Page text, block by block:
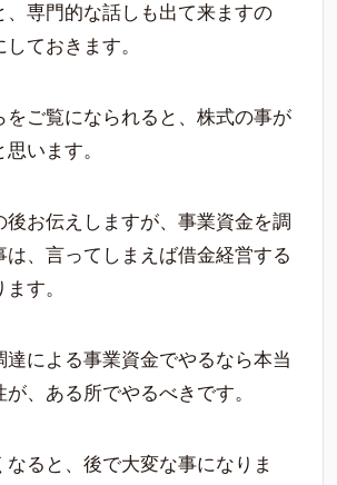
、専門的な話しも出て来ますの
ておきます。
をご覧になられると、株式の事が
います。
後お伝えしますが、事業資金を調
は、言ってしまえば借金経営する
す。
達による事業資金でやるなら本当
、ある所でやるべきです。
ると、後で大変な事になりま